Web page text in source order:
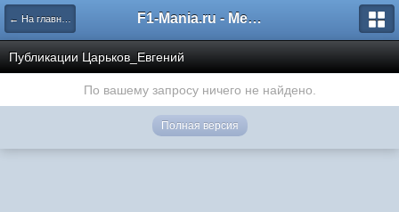
← На главную F1-Mania.ru - Международный чемпионат по симрейсингу
Публикации Царьков_Евгений
По вашему запросу ничего не найдено.
Полная версия